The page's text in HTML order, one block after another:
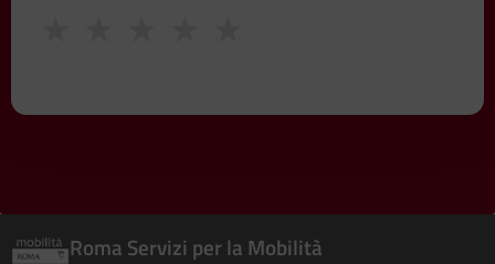
Roma Servizi per la Mobilità